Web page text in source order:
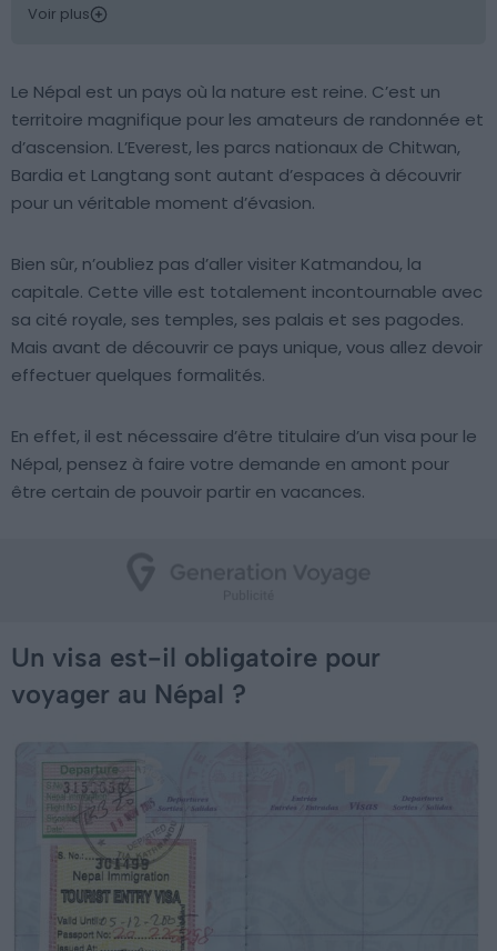
Voir plus
Le Népal est un pays où la nature est reine. C’est un
territoire magnifique pour les amateurs de randonnée et
d’ascension. L’Everest, les parcs nationaux de Chitwan,
Bardia et Langtang sont autant d’espaces à découvrir
pour un véritable moment d’évasion.
Bien sûr, n’oubliez pas d’aller visiter Katmandou, la
capitale. Cette ville est totalement incontournable avec
sa cité royale, ses temples, ses palais et ses pagodes.
Mais avant de découvrir ce pays unique, vous allez devoir
effectuer quelques formalités.
En effet, il est nécessaire d’être titulaire d’un visa pour le
Népal, pensez à faire votre demande en amont pour
être certain de pouvoir partir en vacances.
Un visa est-il obligatoire pour
voyager au Népal ?